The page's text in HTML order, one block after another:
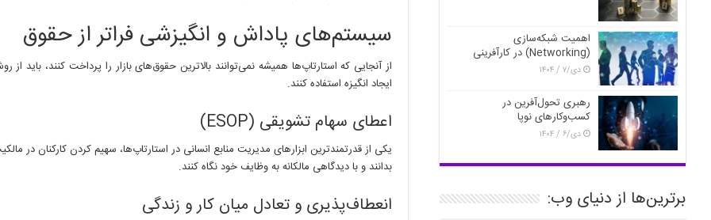
سیستم‌های پاداش و انگیزشی فراتر از حقوق
از آنجایی که استارتاپ‌ها همیشه نمی‌توانند بالاترین حقوق‌های بازار را پرداخت کنند، باید
ایجاد انگیزه استفاده کنند.
اعطای سهام تشویقی (ESOP)
یکی از قدرتمندترین ابزارهای مدیریت منابع انسانی در استارتاپ‌ها، سهیم کردن کارکنان
بدانند و با دیدگاهی مالکانه به وظایف خود نگاه کنند.
انعطاف‌پذیری و تعادل میان کار و زندگی
اهمیت شبکه‌سازی
(Networking) در کارآفرینی
دی/۷ / ۱۴۰۴
رهبری تحول‌آفرین در
کسب‌وکارهای نوپا
دی/۶ / ۱۴۰۴
برترین‌ها از دنیای وب: